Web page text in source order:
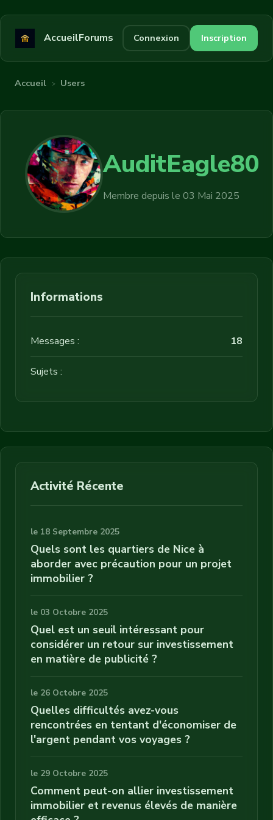
AccueilForums Connexion Inscription
Accueil > Users
AuditEagle80
Membre depuis le 03 Mai 2025
Informations
Messages : 18
Sujets :
Activité Récente
le 18 Septembre 2025
Quels sont les quartiers de Nice à
aborder avec précaution pour un projet
immobilier ?
le 03 Octobre 2025
Quel est un seuil intéressant pour
considérer un retour sur investissement
en matière de publicité ?
le 26 Octobre 2025
Quelles difficultés avez-vous
rencontrées en tentant d'économiser de
l'argent pendant vos voyages ?
le 29 Octobre 2025
Comment peut-on allier investissement
immobilier et revenus élevés de manière